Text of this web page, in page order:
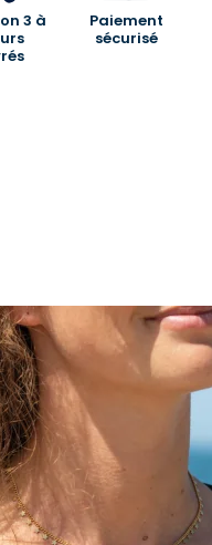
3 à
Paiement
sécurisé